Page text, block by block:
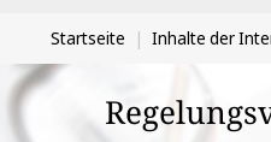
Sie
befinden
sich
Startseite Inhalte der